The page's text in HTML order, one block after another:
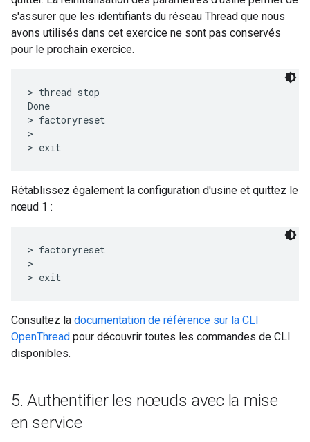
s'assurer que les identifiants du réseau Thread que nous
avons utilisés dans cet exercice ne sont pas conservés
pour le prochain exercice.
> thread stop
Done
> factoryreset
>
Rétablissez également la configuration d'usine et quittez le
nœud 1 :
> factoryreset
>
Consultez la documentation de référence sur la CLI
OpenThread pour découvrir toutes les commandes de CLI
disponibles.
5. Authentifier les nœuds avec la mise
en service